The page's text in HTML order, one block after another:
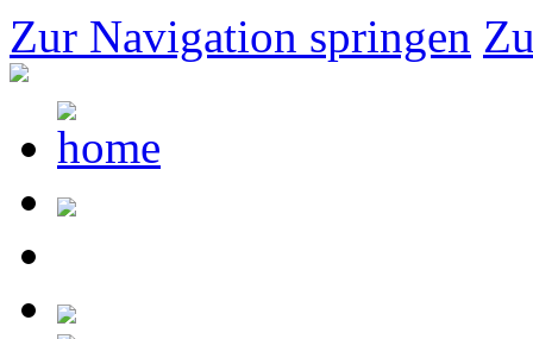
Zur Navigation springen